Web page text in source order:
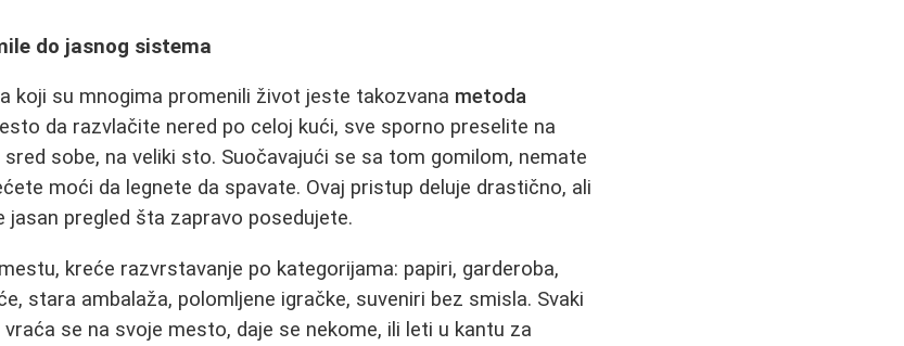
do jasnog sistema
koji su mnogima promenili život jeste takozvana metoda
da razvlačite nered po celoj kući, sve sporno preselite na
sobe, na veliki sto. Suočavajući se sa tom gomilom, nemate
moći da legnete da spavate. Ovaj pristup deluje drastično, ali
jasan pregled šta zapravo posedujete.
kreće razvrstavanje po kategorijama: papiri, garderoba,
stara ambalaža, polomljene igračke, suveniri bez smisla. Svaki
se na svoje mesto, daje se nekome, ili leti u kantu za